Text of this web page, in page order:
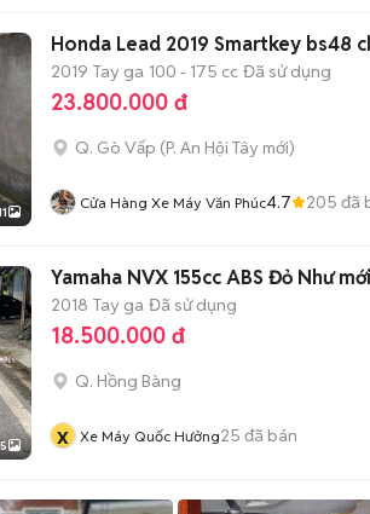
Honda Lead 2019 Smartkey bs48
2019 Tay ga 100 - 175 cc Đã sử dụng
23.800.000 đ
Q. Gò Vấp (P. An Hội Tây mới)
Cửa Hàng Xe Máy Văn Phúc4.7 205 đã
5
Yamaha NVX 155cc ABS Đỏ Như mới
2018 Tay ga Đã sử dụng
18.500.000 đ
Q. Hồng Bàng
x Xe Máy Quốc Hưởng25 đã bán